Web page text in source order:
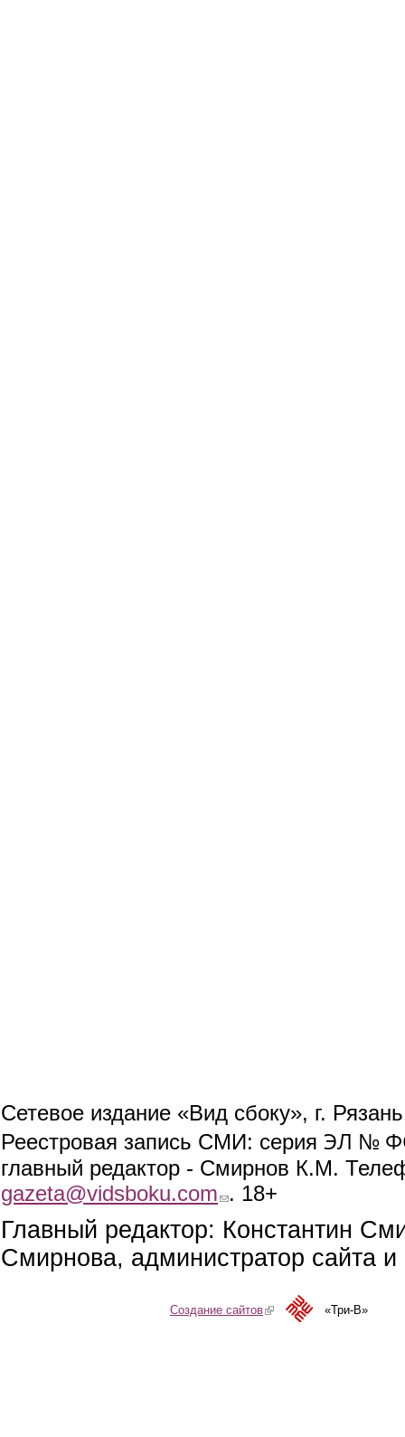
Сетевое издание «Вид сбоку», г.
Реестровая запись СМИ: серия ЭЛ №
главный редактор - Смирнов К.М.
gazeta@vidsboku.com (link sends e-mail)
. 18+
Главный редактор: Константин
Смирнова, администратор сайта
Создание сайтов(link is external)«Три-В»